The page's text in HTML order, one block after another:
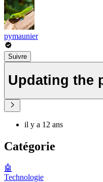
pymaunier
Suivre
Updating the
il y a 12 ans
Catégorie
🤖
Technologie